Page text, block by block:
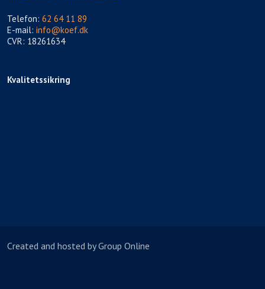
Telefon: 62 64 11 89
E-mail: info@koef.dk
CVR: 18261634
Kvalitetssikring​
Created and hosted by Group Online